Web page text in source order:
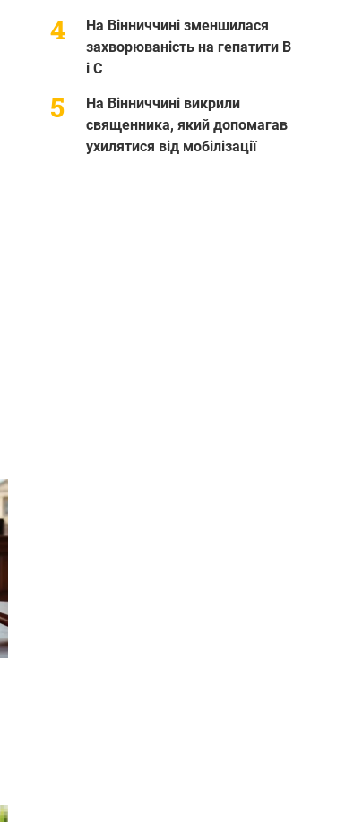
На Вінниччині зменшилася
захворюваність на гепатити В
і С
На Вінниччині викрили
священника, який допомагав
ухилятися від мобілізації